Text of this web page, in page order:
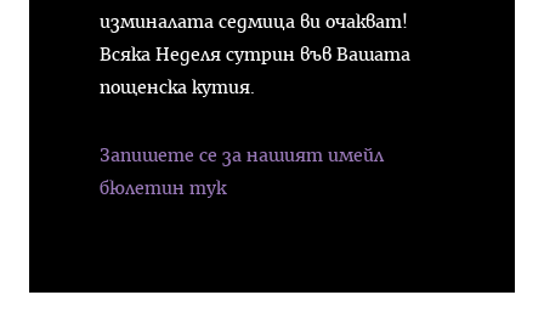
изминалата седмица ви очакват!
Всяка Неделя сутрин във Вашата
пощенска кутия.
Запишете се за нашият имейл
бюлетин тук